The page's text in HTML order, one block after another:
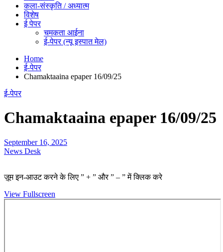
कला-संस्कृति / अध्यात्म
विशेष
ई पेपर
चमकता आईना
ई-पेपर (न्यू इस्पात मेल)
Home
ई-पेपर
Chamaktaaina epaper 16/09/25
ई-पेपर
Chamaktaaina epaper 16/09/25
September 16, 2025
News Desk
ज़ूम इन-आउट करने के लिए ” + ” और ” – ” में क्लिक करे
View Fullscreen
Skip